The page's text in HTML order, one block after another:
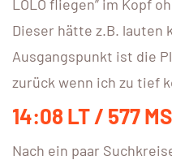
LOLO fliegen” im Kopf
Dieser hätte z.B. lauten
Ausgangspunkt ist die
zurück wenn ich zu tief
14:08 LT / 577
Nach ein paar